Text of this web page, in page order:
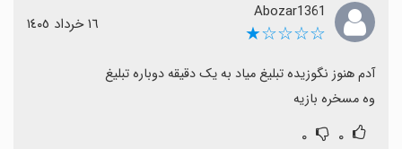
Abozar1361
☆☆☆☆★ ١٦ خرداد ١٤٠٥
وه مسخره بازیه
۰ ۰